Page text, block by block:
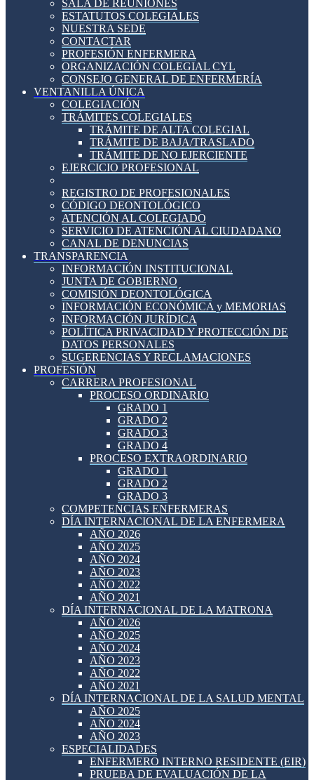
SALA DE REUNIONES
ESTATUTOS COLEGIALES
NUESTRA SEDE
CONTACTAR
PROFESIÓN ENFERMERA
ORGANIZACIÓN COLEGIAL CYL
CONSEJO GENERAL DE ENFERMERÍA
VENTANILLA ÚNICA
COLEGIACIÓN
TRÁMITES COLEGIALES
TRÁMITE DE ALTA COLEGIAL
TRÁMITE DE BAJA/TRASLADO
TRÁMITE DE NO EJERCIENTE
EJERCICIO PROFESIONAL
REGISTRO DE PROFESIONALES
CÓDIGO DEONTOLÓGICO
ATENCIÓN AL COLEGIADO
SERVICIO DE ATENCIÓN AL CIUDADANO
CANAL DE DENUNCIAS
TRANSPARENCIA
INFORMACIÓN INSTITUCIONAL
JUNTA DE GOBIERNO
COMISIÓN DEONTOLÓGICA
INFORMACIÓN ECONÓMICA y MEMORIAS
INFORMACIÓN JURÍDICA
POLÍTICA PRIVACIDAD Y PROTECCIÓN DE
DATOS PERSONALES
SUGERENCIAS Y RECLAMACIONES
PROFESIÓN
CARRERA PROFESIONAL
PROCESO ORDINARIO
GRADO 1
GRADO 2
GRADO 3
GRADO 4
PROCESO EXTRAORDINARIO
GRADO 1
GRADO 2
GRADO 3
COMPETENCIAS ENFERMERAS
DÍA INTERNACIONAL DE LA ENFERMERA
AÑO 2026
AÑO 2025
AÑO 2024
AÑO 2023
AÑO 2022
AÑO 2021
DÍA INTERNACIONAL DE LA MATRONA
AÑO 2026
AÑO 2025
AÑO 2024
AÑO 2023
AÑO 2022
AÑO 2021
DÍA INTERNACIONAL DE LA SALUD MENTAL
AÑO 2025
AÑO 2024
AÑO 2023
ESPECIALIDADES
ENFERMERO INTERNO RESIDENTE (EIR)
PRUEBA DE EVALUACIÓN DE LA